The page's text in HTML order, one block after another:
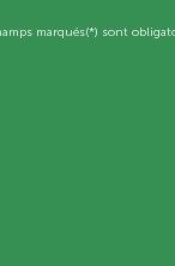
marqués(*) sont